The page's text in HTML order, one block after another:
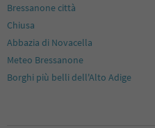
Bressanone città
Chiusa
Abbazia di Novacella
Meteo Bressanone
Borghi più belli dell'Alto Adige